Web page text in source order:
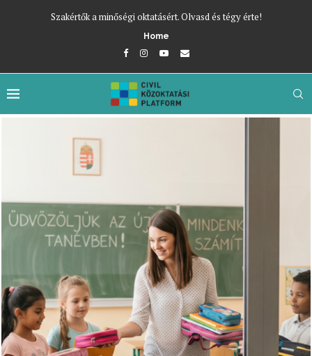
Szakértők a minőségi oktatásért. Olvasd és tégy érte!
Home